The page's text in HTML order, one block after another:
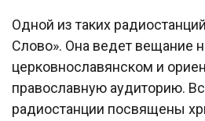
Одной из таких
Слово». Она ведет вещание
церковнославянском и
православную аудиторию.
радиостанции посвящены